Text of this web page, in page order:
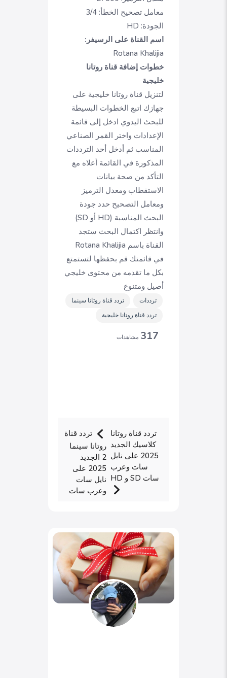
معامل تصحيح الخطأ: 3/4
الجودة: HD
اسم القناة على الرسيفر:
Rotana Khalijia
خطوات إضافة قناة روتانا
خليجية
لتنزيل قناة روتانا خليجية على
جهازك اتبع الخطوات البسيطة
للبحث اليدوي ادخل إلى قائمة
الإعدادات واختر القمر الصناعي
المناسب ثم أدخل أحد الترددات
المذكورة في القائمة أعلاه مع
التأكد من صحة بيانات
الاستقطاب ومعدل الترميز
ومعامل التصحيح حدد جودة
البحث المناسبة (HD أو SD)
وانتظر اكتمال البحث ستجد
القناة باسم Rotana Khalijia
في قائمتك قم بحفظها لتستمتع
بكل ما تقدمه من محتوى خليجي
أصيل ومتنوع
ترددات
تردد قناة روتانا سينما
تردد قناة روتانا خليجية
317 مشاهدات
تردد قناة
روتانا سينما
2 الجديد
2025 على
نايل سات
وعرب سات
تردد قناة روتانا
كلاسيك الجديد
2025 على نايل
سات وعرب
سات SD و HD